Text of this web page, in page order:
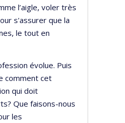
l’aigle, voler très
s'assurer que la
le tout en
évolue. Puis
comment cet
qui doit
Que faisons-nous
les